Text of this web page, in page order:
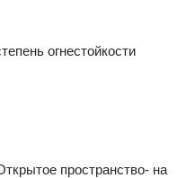
огнестойкости
пространство- на